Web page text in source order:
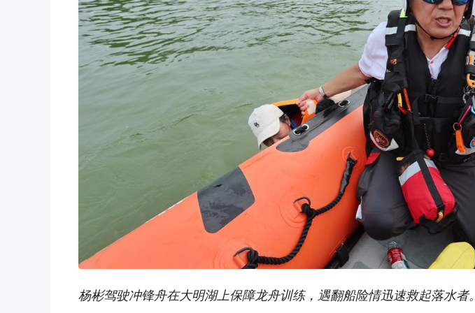
杨彬驾驶冲锋舟在大明湖上保障龙舟训练，遇翻船险情迅速救起落水者。